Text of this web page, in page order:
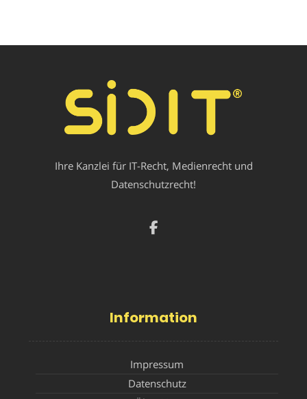
Ihre Kanzlei für IT-Recht, Medienrecht und
Datenschutzrecht!
Information
Impressum
Datenschutz